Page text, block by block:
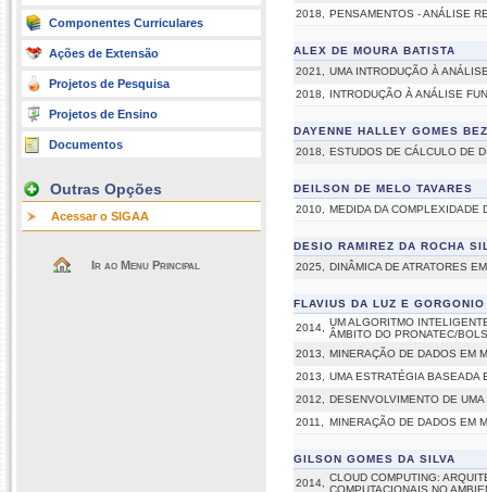
Componentes Curriculares
Ações de Extensão
Projetos de Pesquisa
Projetos de Ensino
Documentos
Outras Opções
Acessar o SIGAA
Ir ao Menu Principal
2018,
PENSAMENTOS - ANÁLISE
ALEX DE MOURA BATISTA
2021,
UMA INTRODUÇÃO À
2018,
INTRODUÇÃO À ANÁLISE
DAYENNE HALLEY GOMES
2018,
ESTUDOS DE CÁLCULO DE
DEILSON DE MELO TAVARES
2010,
MEDIDA DA COMPLEXIDADE
DESIO RAMIREZ DA ROCHA
2025,
DINÂMICA DE ATRATORES
FLAVIUS DA LUZ E GORGONIO
2014,
UM ALGORITMO
ÂMBITO DO PRONATEC/
2013,
MINERAÇÃO DE DADOS EM
2013,
UMA ESTRATÉGIA BASEADA
2012,
DESENVOLVIMENTO DE
2011,
MINERAÇÃO DE DADOS EM
GILSON GOMES DA SILVA
2014,
CLOUD COMPUTING:
COMPUTACIONAIS NO